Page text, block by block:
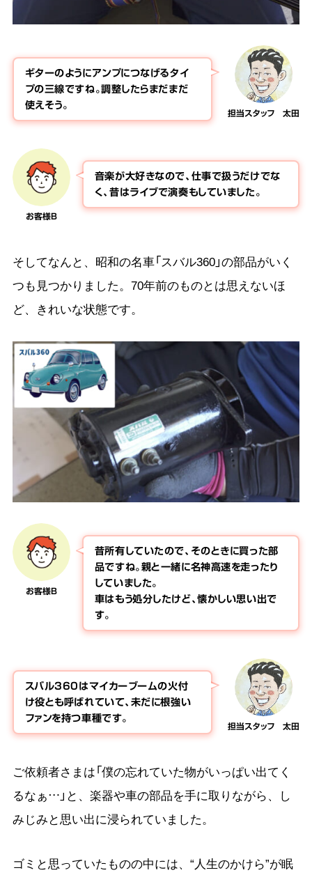
担当スタッフ 太田
ギターのようにアンプにつなげるタイ
プの三線ですね。調整したらまだまだ
使えそう。
お客様B
音楽が大好きなので、仕事で扱うだけでな
く、昔はライブで演奏もしていました。
そしてなんと、昭和の名車「スバル360」の部品がいく
つも見つかりました。70年前のものとは思えないほ
ど、きれいな状態です。
お客様B
昔所有していたので、そのときに買った部
品ですね。親と一緒に名神高速を走ったり
していました。
車はもう処分したけど、懐かしい思い出で
す。
担当スタッフ 太田
スバル360はマイカーブームの火付
け役とも呼ばれていて、未だに根強い
ファンを持つ車種です。
ご依頼者さまは「僕の忘れていた物がいっぱい出てく
るなぁ…」と、楽器や車の部品を手に取りながら、し
みじみと思い出に浸られていました。
ゴミと思っていたものの中には、“人生のかけら”が眠